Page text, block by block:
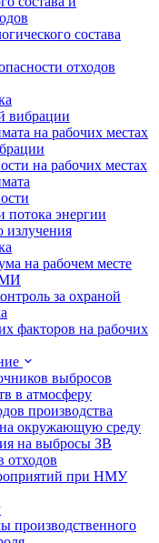
состава
отходов
вибрации
на рабочих местах
на рабочих местах
потока энергии
излучения
на рабочем месте
за охраной
факторов на рабочих
выбросов
в атмосферу
производства
окружающую среду
на выбросы ЗВ
отходов
при НМУ
производственного